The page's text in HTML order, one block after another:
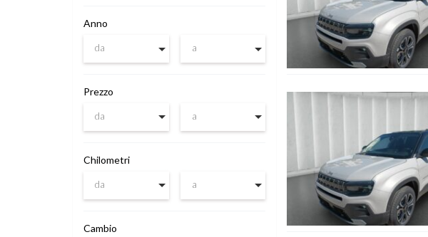
Anno
da
a
Prezzo
da
a
Chilometri
da
a
Cambio
Vedi dettagli